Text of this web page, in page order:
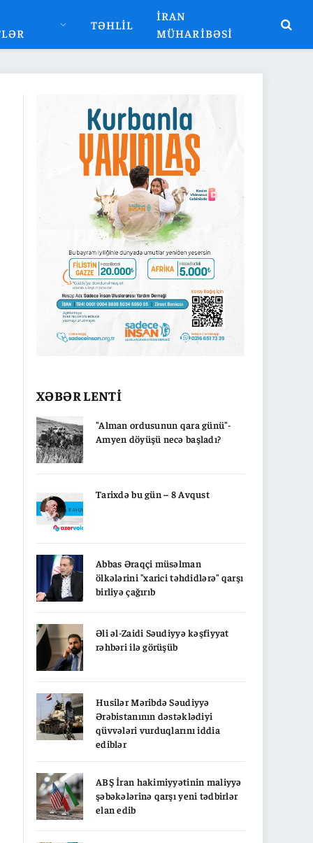
TƏHLIL
İRAN
MÜHARIBƏSI
XƏBƏR LENTİ
"Alman ordusunun qara günü"-
Amyen döyüşü necə başladı?
Tarixdə bu gün – 8 Avqust
Abbas Əraqçi müsəlman
ölkələrini "xarici təhdidlərə" qarşı
birliyə çağırıb
Əli əl-Zaidi Səudiyyə kəşfiyyat
rəhbəri ilə görüşüb
Husilər Məribdə Səudiyyə
Ərəbistanının dəstəklədiyi
qüvvələri vurduqlarını iddia
ediblər
ABŞ İran hakimiyyətinin maliyyə
şəbəkələrinə qarşı yeni tədbirlər
elan edib